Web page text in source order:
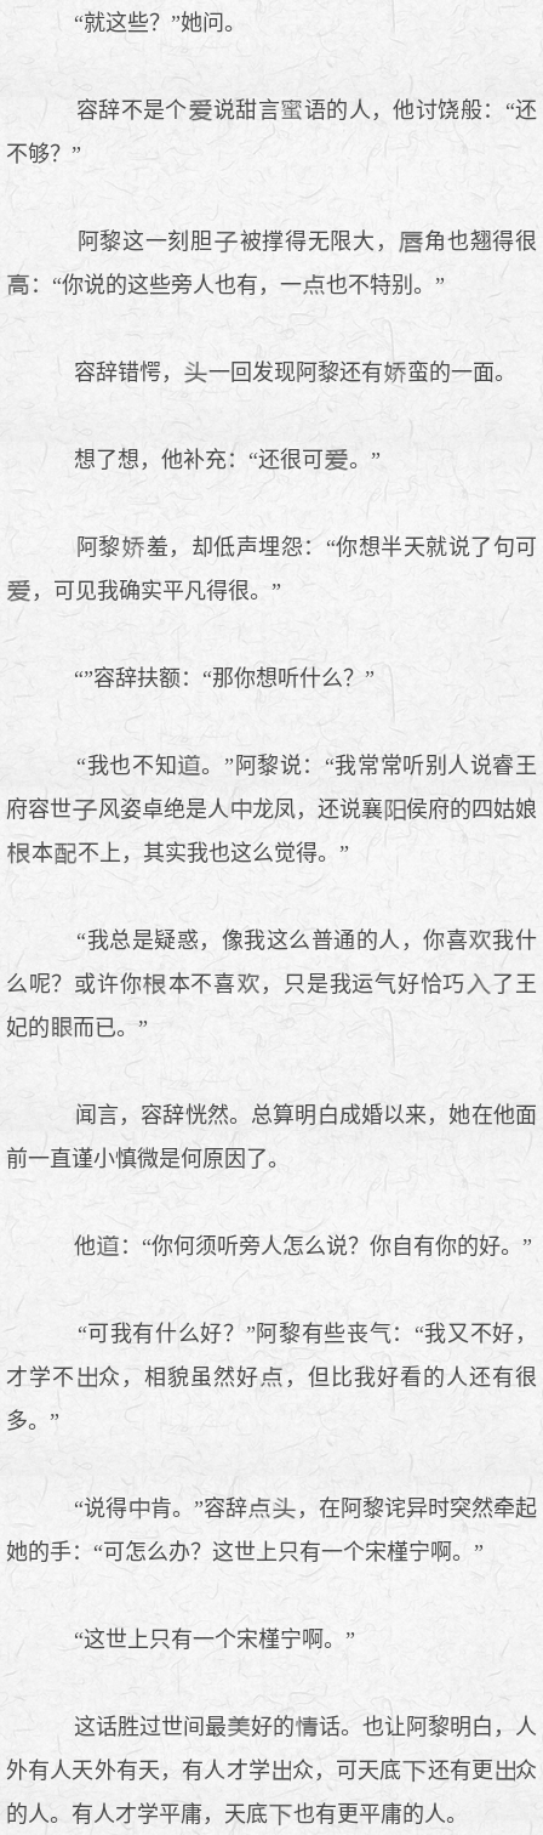
“就这些？”她问。
容辞不是个 说甜言
语的人，他讨饶般：“还
不够？”
阿黎这一刻胆 被撑得无限大，
角也翘得很
：“你说的这些旁人也有，一
也不特别。”
容辞错愕， 一回发现阿黎还有 蛮的一面。
想了想，他补充：“还很可 。”
阿黎
羞，却低声埋怨：“你想半天就说了句可
，可见我确实平凡得很。”
“”容辞扶额：“那你想听什么？”
“我也不知
。”阿黎说：“我常常听别人说睿王
府容世
风姿卓绝是人 龙凤，还说襄
侯府的四姑娘
本
不上，其实我也这么觉得。”
“我总是疑惑，像我这么普通的人，你喜
我什
么呢？或许你
本不喜 ，只是我运气好恰巧
了王
妃的
而已。”
闻言，容辞恍然。总算明白成婚以来，她在他面
前一直谨小慎微是何原因了。
他 ：“你何须听旁人怎么说？你自有你的好。”
“可我有什么好？”阿黎有些丧气：“我又不好，
才学不
众，相貌虽然好
，但比我好看的人还有很
多。”
“说得 肯。”容辞
，在阿黎诧异时突然牵起
她的手：“可怎么办？这世上只有一个宋槿宁啊。”
“这世上只有一个宋槿宁啊。”
这话胜过世间最 好的
话。也让阿黎明白，人
外有人天外有天，有人才学
众，可天底 还有更
众
的人。有人才学平庸，天底
也有更平庸的人。